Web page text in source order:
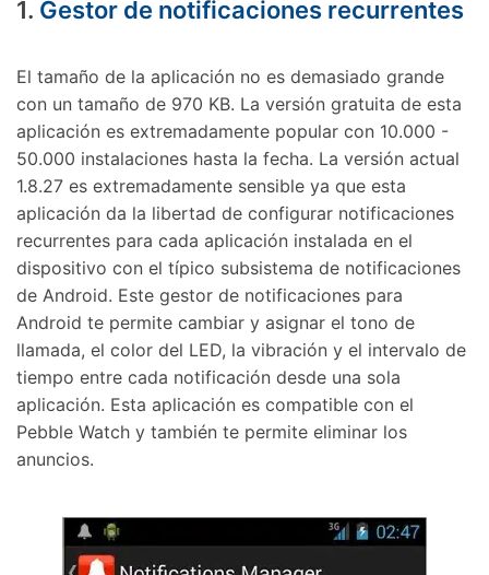
1. Gestor de notificaciones recurrentes
El tamaño de la aplicación no es demasiado grande
con un tamaño de 970 KB. La versión gratuita de esta
aplicación es extremadamente popular con 10.000 -
50.000 instalaciones hasta la fecha. La versión actual
1.8.27 es extremadamente sensible ya que esta
aplicación da la libertad de configurar notificaciones
recurrentes para cada aplicación instalada en el
dispositivo con el típico subsistema de notificaciones
de Android. Este gestor de notificaciones para
Android te permite cambiar y asignar el tono de
llamada, el color del LED, la vibración y el intervalo de
tiempo entre cada notificación desde una sola
aplicación. Esta aplicación es compatible con el
Pebble Watch y también te permite eliminar los
anuncios.